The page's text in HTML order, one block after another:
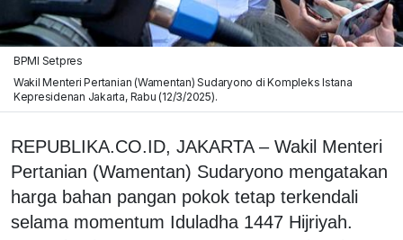
BPMI Setpres
Wakil Menteri Pertanian (Wamentan) Sudaryono di Kompleks Istana
Kepresidenan Jakarta, Rabu (12/3/2025).
REPUBLIKA.CO.ID, JAKARTA – Wakil Menteri
Pertanian (Wamentan) Sudaryono mengatakan
harga bahan pangan pokok tetap terkendali
selama momentum Iduladha 1447 Hijriyah.